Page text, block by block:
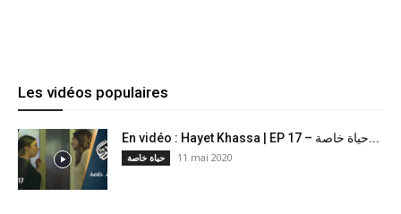
Les vidéos populaires
En vidéo : Hayet Khassa | EP 17 – حياة خاصة...
حياة خاصة 11 mai 2020